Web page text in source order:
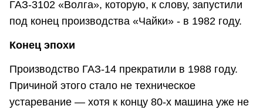
ГАЗ-3102 «Волга», которую, к слову, запустили
под конец производства «Чайки» - в 1982 году.
Конец эпохи
Производство ГАЗ-14 прекратили в 1988 году.
Причиной этого стало не техническое
устаревание — хотя к концу 80-х машина уже не